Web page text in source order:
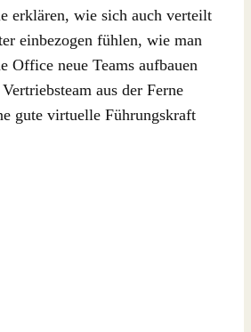
erklären, wie sich auch verteilt
einbezogen fühlen, wie man
Office neue Teams aufbauen
aus der Ferne
gute virtuelle Führungskraft